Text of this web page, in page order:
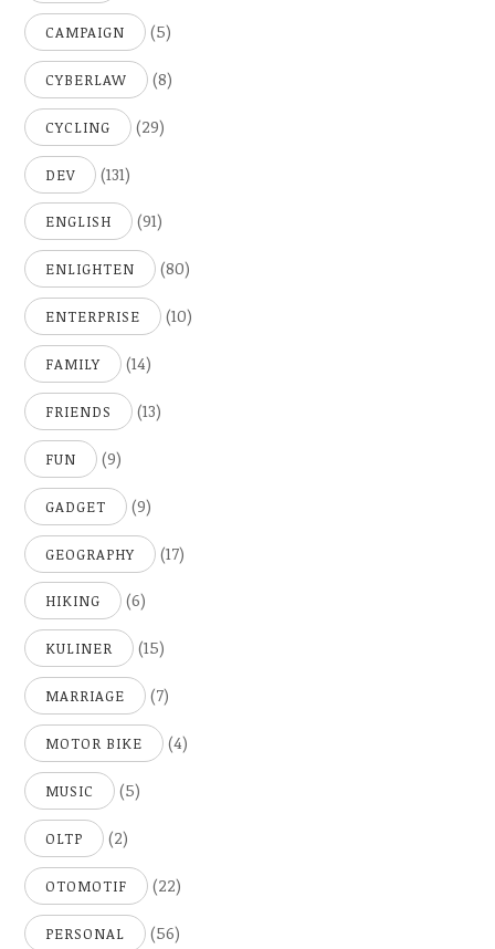
CAMPAIGN (5)
CYBERLAW (8)
CYCLING (29)
DEV (131)
ENGLISH (91)
ENLIGHTEN (80)
ENTERPRISE (10)
FAMILY (14)
FRIENDS (13)
FUN (9)
GADGET (9)
GEOGRAPHY (17)
HIKING (6)
KULINER (15)
MARRIAGE (7)
MOTOR BIKE (4)
MUSIC (5)
OLTP (2)
OTOMOTIF (22)
PERSONAL (56)